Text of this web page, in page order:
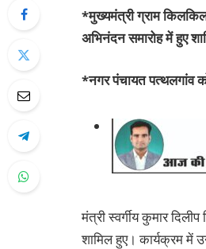
*मुख्यमंत्री ग्राम
अभिनंदन समारोह में हुए
*नगर पंचायत पत्थलगांव
मंत्री स्वर्गीय कुमार
शामिल हुए। कार्यक्रम में